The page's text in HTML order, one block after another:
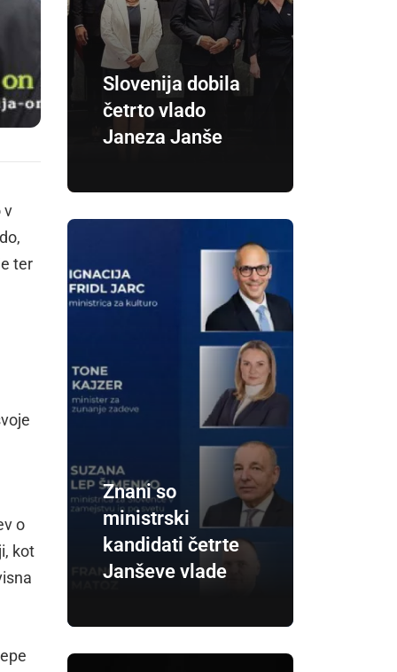
v
ter
o
kot
Slovenija dobila
četrto vlado
Janeza Janše
Znani so
ministrski
kandidati četrte
Janševe vlade